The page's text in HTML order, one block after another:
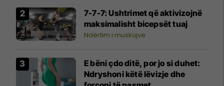
7-7-7: Ushtrimet që aktivizojnë
maksimalisht bicepsët tuaj
Ndërtim i muskujve
E bëni çdo ditë, por jo si duhet:
Ndryshoni këtë lëvizje dhe